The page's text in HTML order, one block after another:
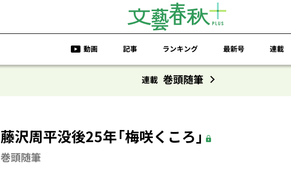
動画 記事 ランキング 最新号 連載
連載 巻頭随筆
藤沢周平没後25年「梅咲くころ」
巻頭随筆